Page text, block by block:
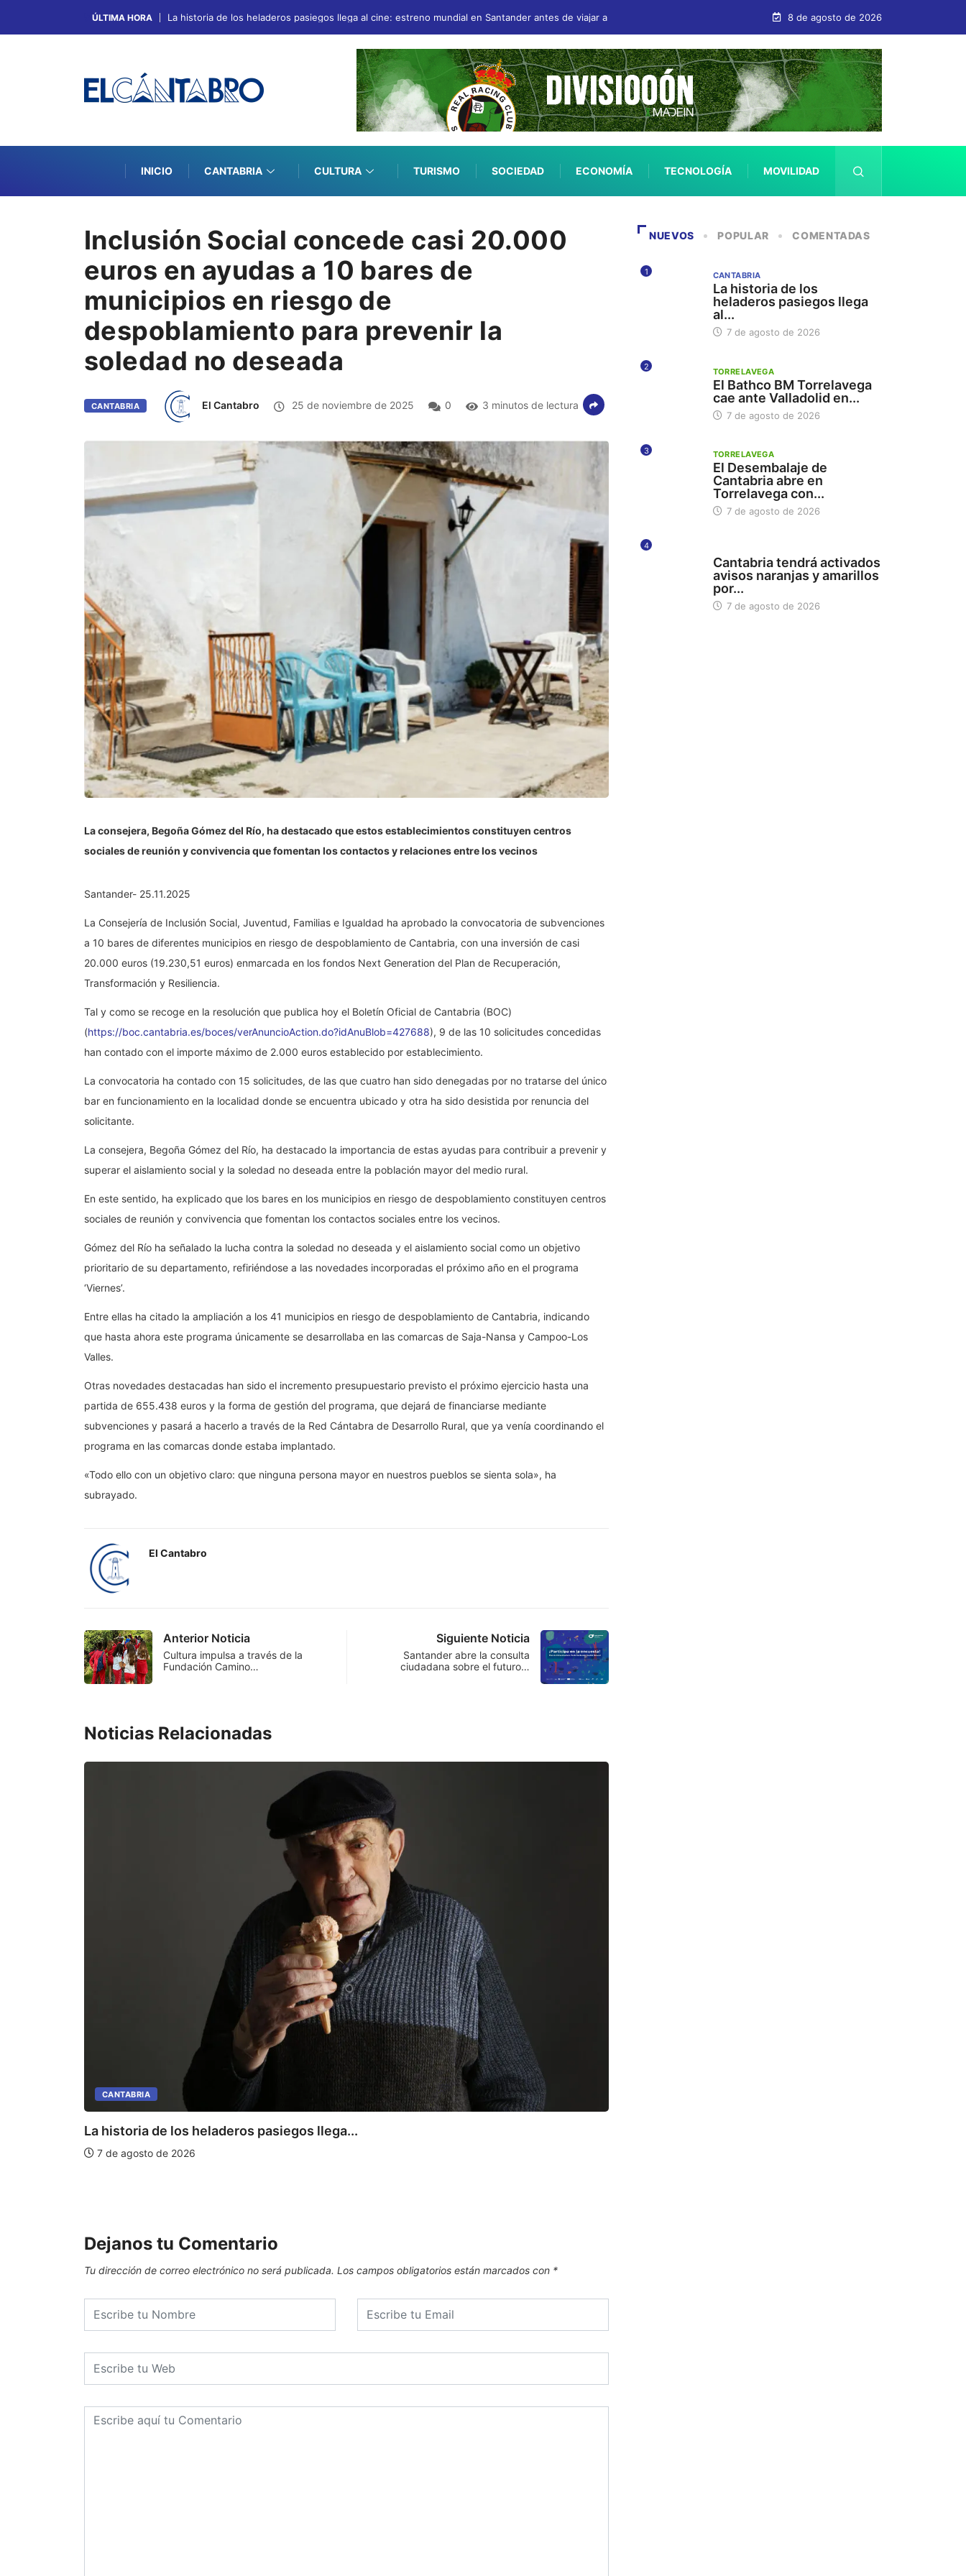
ÚLTIMA HORA La historia de los heladeros pasiegos llega al cine: estreno mundial en Santander antes de viajar a San Sebastián 8 de agosto de 2026
INICIO CANTABRIA CULTURA TURISMO SOCIEDAD ECONOMÍA TECNOLOGÍA MOVILIDAD
Inclusión Social concede casi 20.000
euros en ayudas a 10 bares de
municipios en riesgo de
despoblamiento para prevenir la
soledad no deseada
CANTABRIA El Cantabro 25 de noviembre de 2025 0 3 minutos de lectura
La consejera, Begoña Gómez del Río, ha destacado que estos establecimientos constituyen centros
sociales de reunión y convivencia que fomentan los contactos y relaciones entre los vecinos
Santander- 25.11.2025
La Consejería de Inclusión Social, Juventud, Familias e Igualdad ha aprobado la convocatoria de subvenciones
a 10 bares de diferentes municipios en riesgo de despoblamiento de Cantabria, con una inversión de casi
20.000 euros (19.230,51 euros) enmarcada en los fondos Next Generation del Plan de Recuperación,
Transformación y Resiliencia.
Tal y como se recoge en la resolución que publica hoy el Boletín Oficial de Cantabria (BOC)
(https://boc.cantabria.es/boces/verAnuncioAction.do?idAnuBlob=427688), 9 de las 10 solicitudes concedidas
han contado con el importe máximo de 2.000 euros establecido por establecimiento.
La convocatoria ha contado con 15 solicitudes, de las que cuatro han sido denegadas por no tratarse del único
bar en funcionamiento en la localidad donde se encuentra ubicado y otra ha sido desistida por renuncia del
solicitante.
La consejera, Begoña Gómez del Río, ha destacado la importancia de estas ayudas para contribuir a prevenir y
superar el aislamiento social y la soledad no deseada entre la población mayor del medio rural.
En este sentido, ha explicado que los bares en los municipios en riesgo de despoblamiento constituyen centros
sociales de reunión y convivencia que fomentan los contactos sociales entre los vecinos.
Gómez del Río ha señalado la lucha contra la soledad no deseada y el aislamiento social como un objetivo
prioritario de su departamento, refiriéndose a las novedades incorporadas el próximo año en el programa
‘Viernes’.
Entre ellas ha citado la ampliación a los 41 municipios en riesgo de despoblamiento de Cantabria, indicando
que hasta ahora este programa únicamente se desarrollaba en las comarcas de Saja-Nansa y Campoo-Los
Valles.
Otras novedades destacadas han sido el incremento presupuestario previsto el próximo ejercicio hasta una
partida de 655.438 euros y la forma de gestión del programa, que dejará de financiarse mediante
subvenciones y pasará a hacerlo a través de la Red Cántabra de Desarrollo Rural, que ya venía coordinando el
programa en las comarcas donde estaba implantado.
«Todo ello con un objetivo claro: que ninguna persona mayor en nuestros pueblos se sienta sola», ha
subrayado.
El Cantabro
Anterior Noticia
Cultura impulsa a través de la
Fundación Camino…
Siguiente Noticia
Santander abre la consulta
ciudadana sobre el futuro…
Noticias Relacionadas
CANTABRIA
La historia de los heladeros pasiegos llega...
7 de agosto de 2026
Dejanos tu Comentario
Tu dirección de correo electrónico no será publicada. Los campos obligatorios están marcados con *
NUEVOS POPULAR COMENTADAS
1 CANTABRIA
La historia de los
heladeros pasiegos llega
al...
7 de agosto de 2026
2 TORRELAVEGA
El Bathco BM Torrelavega
cae ante Valladolid en...
7 de agosto de 2026
3 TORRELAVEGA
El Desembalaje de
Cantabria abre en
Torrelavega con...
7 de agosto de 2026
4
Cantabria tendrá activados
avisos naranjas y amarillos
por...
7 de agosto de 2026